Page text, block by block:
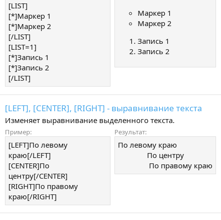
[LIST]
[*]Маркер 1
[*]Маркер 2
[/LIST]
[LIST=1]
[*]Запись 1
[*]Запись 2
[/LIST]
Маркер 1
Маркер 2
Запись 1
Запись 2
[LEFT], [CENTER], [RIGHT] - выравнивание текста
Изменяет выравнивание выделенного текста.
Пример:
[LEFT]По левому
краю[/LEFT]
[CENTER]По
центру[/CENTER]
[RIGHT]По правому
краю[/RIGHT]
Результат:
По левому краю​
По центру​
По правому краю​